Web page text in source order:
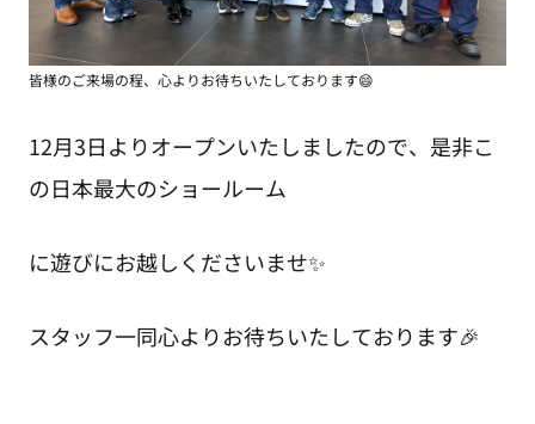
皆様のご来場の程、心よりお待ちいたしております😄
12月3日よりオープンいたしましたので、是非こ
の日本最大のショールーム
に遊びにお越しくださいませ✨
スタッフ一同心よりお待ちいたしております🎉